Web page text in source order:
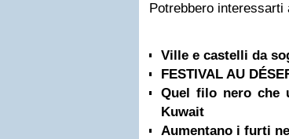
Potrebbero interessarti
Ville e castelli da
FESTIVAL AU
Quel filo nero che
Kuwait
Aumentano i furti